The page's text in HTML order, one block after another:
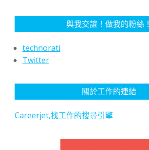
與我交誼！做我的粉絲！
technorati
Twitter
關於工作的連結
Careerjet,找工作的搜尋引擎